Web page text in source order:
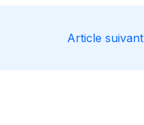
Article suivant